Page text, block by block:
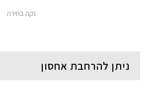
נקה בחירה
ניתן להרחבת אחסון